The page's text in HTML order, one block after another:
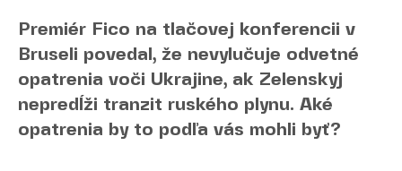
Premiér Fico na tlačovej konferencii v
Bruseli povedal, že nevylučuje odvetné
opatrenia voči Ukrajine, ak Zelenskyj
nepredĺži tranzit ruského plynu. Aké
opatrenia by to podľa vás mohli byť?